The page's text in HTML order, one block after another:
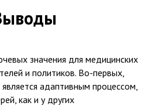
значения для медицинских
и политиков. Во-первых,
адаптивным процессом,
как и у других